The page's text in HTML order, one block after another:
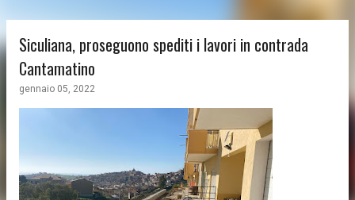
Siculiana, proseguono spediti i lavori in contrada
Cantamatino
gennaio 05, 2022